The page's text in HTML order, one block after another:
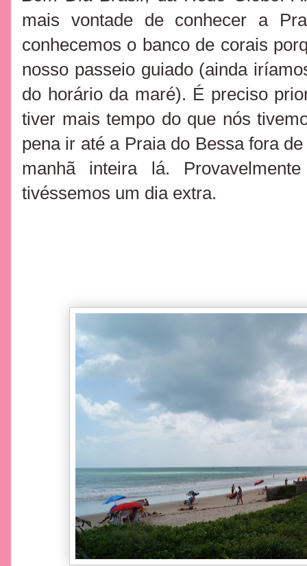
mais vontade de conhecer a
conhecemos o banco de corais
nosso passeio guiado (ainda
do horário da maré). É preciso
tiver mais tempo do que nós
pena ir até a Praia do Bessa fora
manhã inteira lá.
tivéssemos um dia extra.